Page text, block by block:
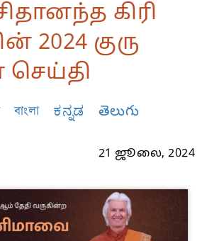
கிரி
2024 குரு
செய்தி
বাংলা ಕನ್ನಡ తెలుగు
21 ஜூலை, 2024